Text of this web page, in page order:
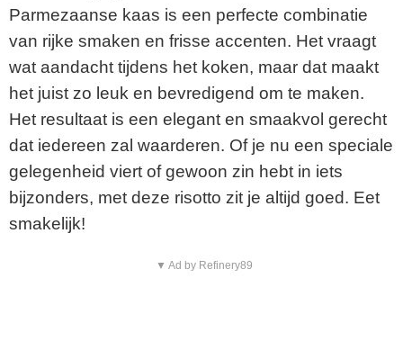
Parmezaanse kaas is een perfecte combinatie
van rijke smaken en frisse accenten. Het vraagt
wat aandacht tijdens het koken, maar dat maakt
het juist zo leuk en bevredigend om te maken.
Het resultaat is een elegant en smaakvol gerecht
dat iedereen zal waarderen. Of je nu een speciale
gelegenheid viert of gewoon zin hebt in iets
bijzonders, met deze risotto zit je altijd goed. Eet
smakelijk!
▼ Ad by Refinery89